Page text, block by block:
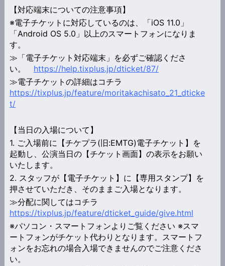
【対応端末についての注意事項】
※電子チケットに対応しているのは、「iOS 11.0」
「Android OS 5.0」以上のスマートフォンになりま
す。
≫「電子チケット対応端末」を必ずご確認くださ
い。 https://help.tixplus.jp/dticket/87/
≫電子チケットの詳細はコチラ
https://tixplus.jp/feature/moritakachisato_21_dticke
t/
【当日の入場について】
1. ご入場前に【チケプラ(旧:EMTG)電子チケット】を
起動し、公演当日の【チケット画面】の表示をお願い
いたします。
2. スタッフが【電子チケット】に【専用スタンプ】を
押させていただき、そのままご入場となります。
≫分配に関してはコチラ
https://tixplus.jp/feature/dticket_guide/give.html
※パソコン・スマートフォンよりご覧ください ※スマ
ートフォンがチケット代わりとなります。スマートフ
ォンをお忘れの場合入場できませんのでご注意くださ
い。